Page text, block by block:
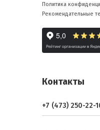
Политика
Рекомендательные
Контакты
+7 (473) 250-22-